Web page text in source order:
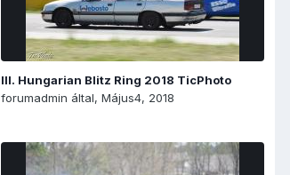
III. Hungarian Blitz Ring 2018 TicPhoto
forumadmin által, Május4, 2018